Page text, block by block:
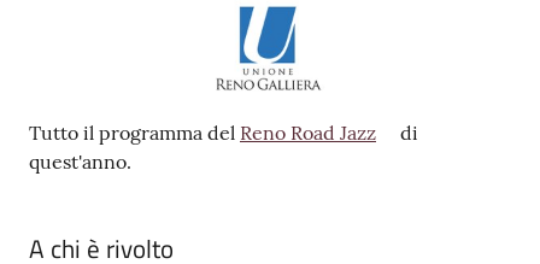
Tutto il programma del Reno Road Jazz
di
quest'anno.
A chi è rivolto